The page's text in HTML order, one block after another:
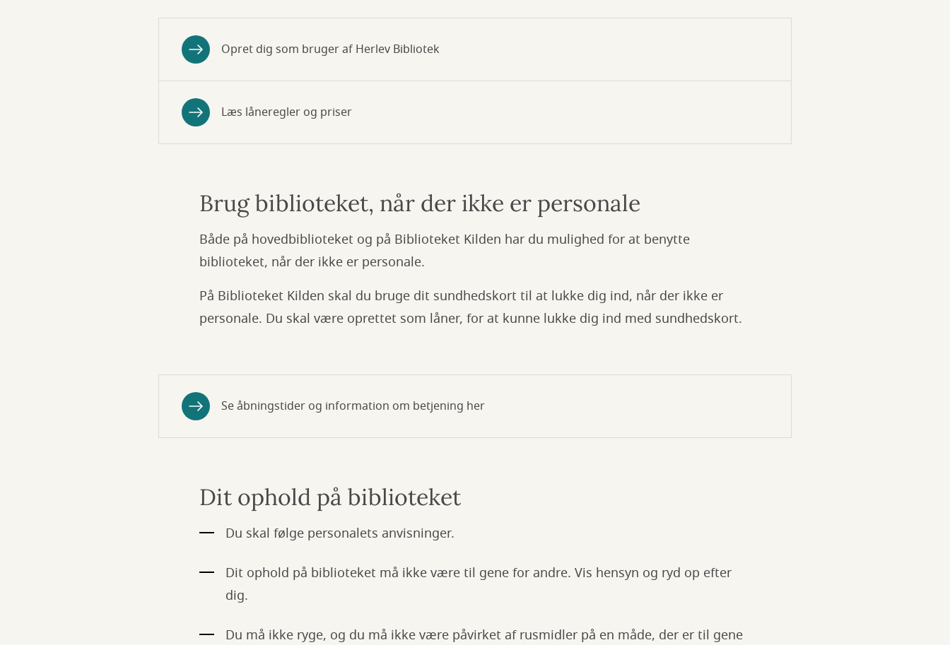
Opret dig som bruger af Herlev Bibliotek
Læs låneregler og priser
Brug biblioteket, når der ikke er personale
Både på hovedbiblioteket og på Biblioteket Kilden har du mulighed for at benytte
biblioteket, når der ikke er personale.
På Biblioteket Kilden skal du bruge dit sundhedskort til at lukke dig ind, når der ikke er
personale. Du skal være oprettet som låner, for at kunne lukke dig ind med sundhedskort.
Se åbningstider og information om betjening her
Dit ophold på biblioteket
Du skal følge personalets anvisninger.
Dit ophold på biblioteket må ikke være til gene for andre. Vis hensyn og ryd op efter
dig.
Du må ikke ryge, og du må ikke være påvirket af rusmidler på en måde, der er til gene